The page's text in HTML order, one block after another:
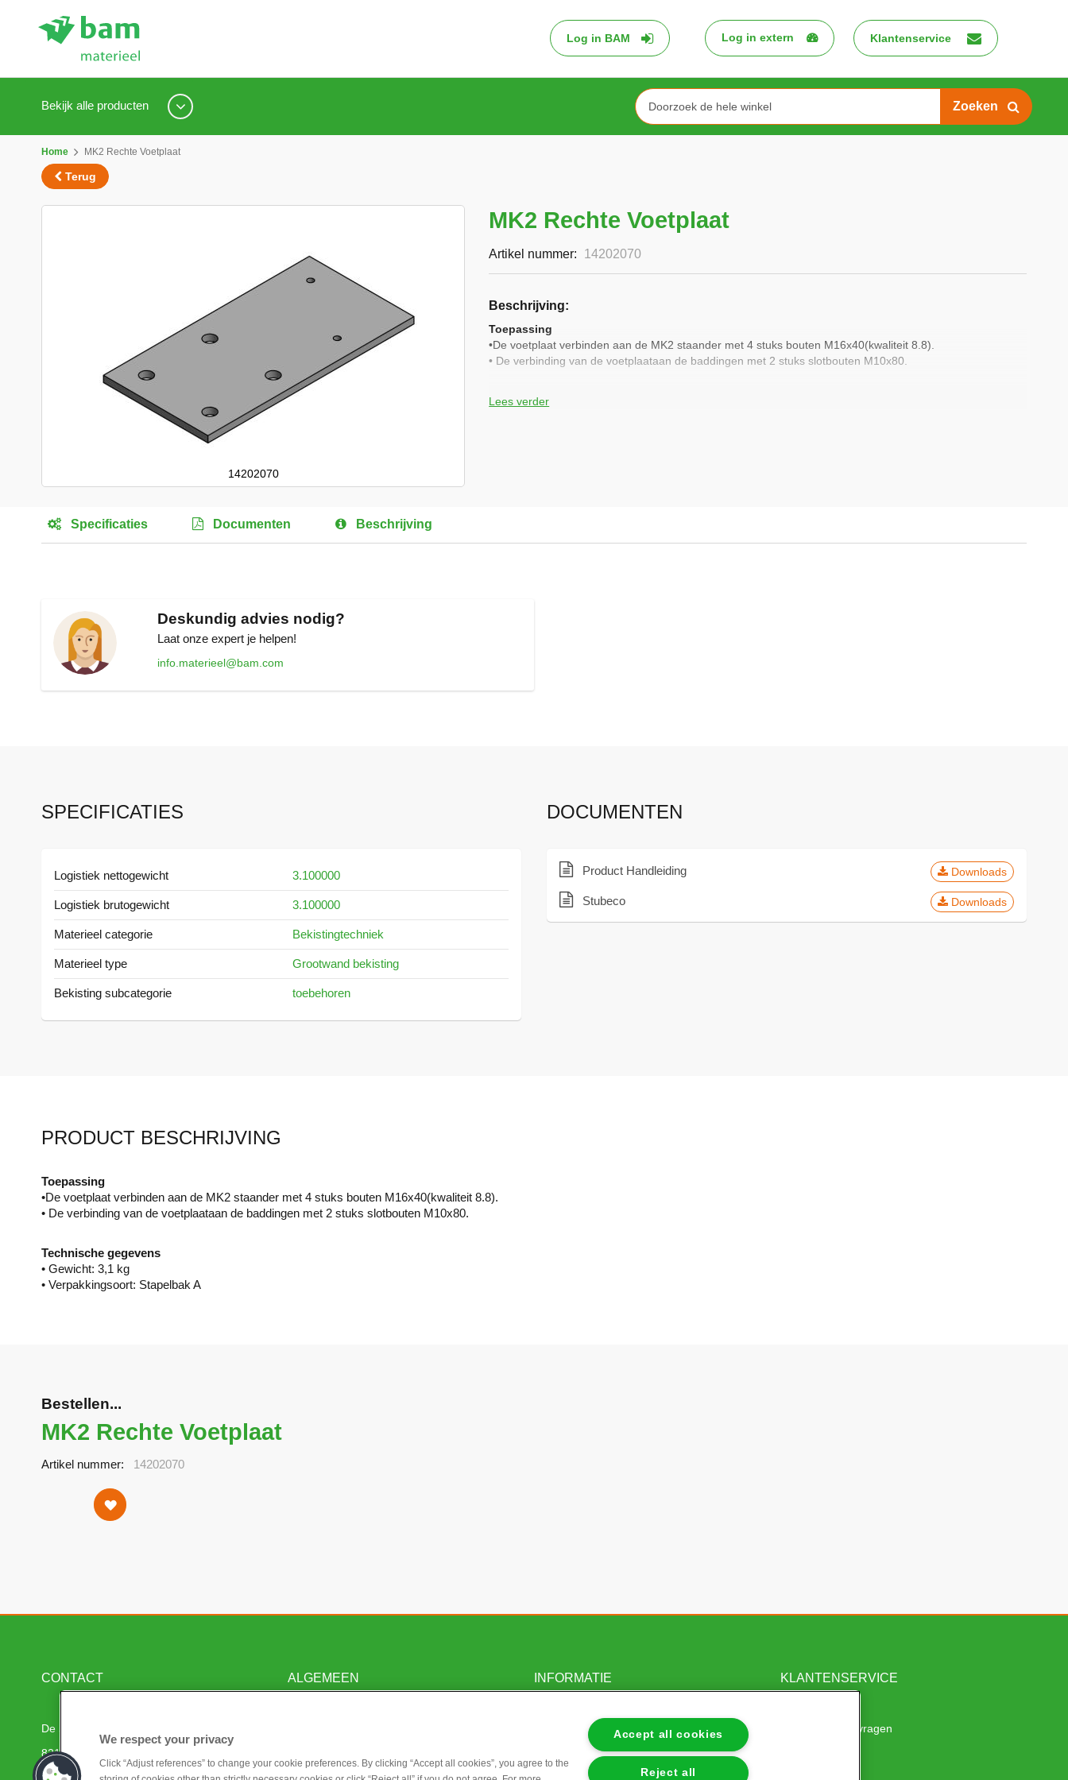
Log in BAM Log in extern Klantenservice
Bekijk alle producten
Search
Search
Home MK2 Rechte Voetplaat
Terug
Ga
14202070
het
begin
MK2 Rechte Voetplaat
Artikel nummer 14202070
Beschrijving
Toepassing
•De voetplaat verbinden aan de MK2 staander met 4 stuks bouten M16x40(kwaliteit 8.8).
• De verbinding van de voetplaataan de baddingen met 2 stuks slotbouten M10x80.
Technische gegevens
Lees verder
Specificaties Documenten Beschrijving
Deskundig advies nodig?
Laat onze expert je helpen!
info.materieel@bam.com
SPECIFICATIES
Meer
informatie
Logistiek nettogewicht 3.100000
Logistiek brutogewicht 3.100000
Materieel categorie Bekistingtechniek
Materieel type Grootwand bekisting
Bekisting subcategorie toebehoren
DOCUMENTEN
Product Handleiding Downloads
Stubeco Downloads
PRODUCT BESCHRIJVING
Toepassing
•De voetplaat verbinden aan de MK2 staander met 4 stuks bouten M16x40(kwaliteit 8.8).
• De verbinding van de voetplaataan de baddingen met 2 stuks slotbouten M10x80.
Technische gegevens
• Gewicht: 3,1 kg
• Verpakkingsoort: Stapelbak A
Bestellen...
MK2 Rechte Voetplaat
Artikel nummer 14202070
CONTACT
De Serpeling 120
8219 PZ Lelystad, Nederland
ALGEMEEN INFORMATIE
Bestelsite BAM infra
Bestelsite BAM reclame
KLANTENSERVICE
Meestgestelde vragen
We respect your privacy
Click “Adjust references” to change your cookie preferences. By clicking “Accept all cookies”, you agree to the
Accept all cookies
Reject all